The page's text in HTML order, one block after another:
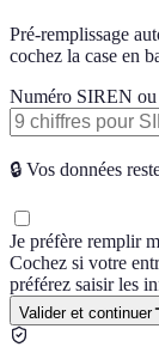
Pré-remplissage
cochez la case en
Numéro SIREN
🔒 Vos données
Je préfère remplir
Cochez si votre
préférez saisir les
Valider et continuer